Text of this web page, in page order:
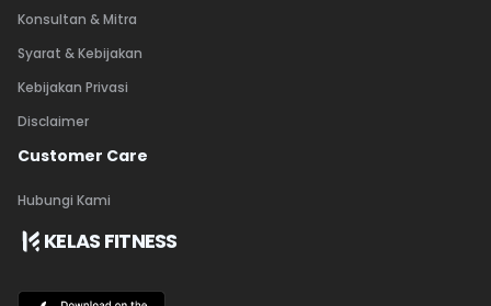
Konsultan & Mitra
Syarat & Kebijakan
Kebijakan Privasi
Disclaimer
Customer Care
Hubungi Kami
KELAS FITNESS